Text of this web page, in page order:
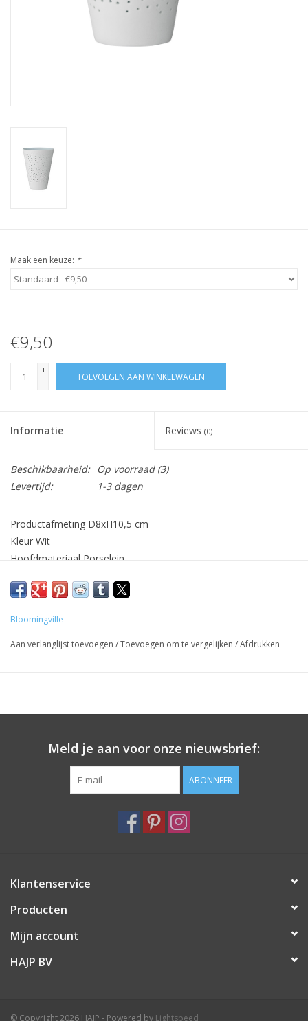
Maak een keuze: *
€9,50
+
-
TOEVOEGEN AAN WINKELWAGEN
Informatie Reviews (0)
Beschikbaarheid: Op voorraad(3)
Levertijd:
1-3 dagen
Productafmeting D8xH10,5 cm
Kleur Wit
Hoofdmateriaal Porselein
Bloomingville
Aan verlanglijst toevoegen /Toevoegen om te vergelijken /Afdrukken
Meld je aan voor onze nieuwsbrief:
ABONNEER
Klantenservice
Producten
Mijn account
HAJP BV
© Copyright 2026 HAJP - Powered by Lightspeed